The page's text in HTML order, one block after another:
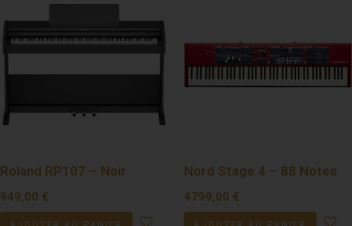
Roland RP107 – Noir
949,00 €
Nord Stage 4 – 88 Notes
4799,00 €